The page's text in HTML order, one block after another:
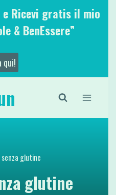
Ricevi gratis il mio
& BenEssere”
qui!
glutine
glutine